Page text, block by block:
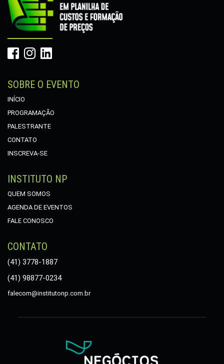
SOBRE O EVENTO
INÍCIO
PROGRAMAÇÃO
PALESTRANTE
CONTATO
INSCREVA-SE
INSTITUTO NP
QUEM SOMOS
AGENDA DE EVENTOS
FALE CONOSCO
CONTATO
(41) 3778-1887
(41) 98877-0234
falecom@institutonp.com.br